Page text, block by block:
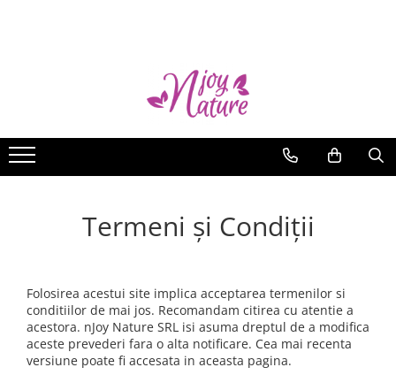
Feminin
Masculin
15 idei creative
Cum păstrăm uleiurile esenţiale
Sezonul estival al uleiurilor
Stiati ca...
Minte, trup si suflet
Harshiangar – o minune aromată
Termeni şi Condiţii
Folosirea acestui site implica acceptarea termenilor si
conditiilor de mai jos. Recomandam citirea cu atentie a
acestora. nJoy Nature SRL isi asuma dreptul de a modifica
aceste prevederi fara o alta notificare. Cea mai recenta
versiune poate fi accesata in aceasta pagina.